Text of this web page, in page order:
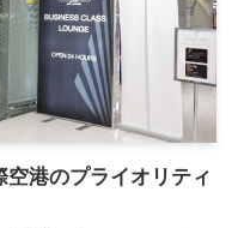
港のプライオリティ